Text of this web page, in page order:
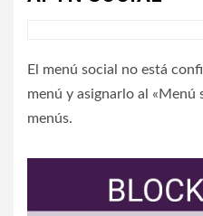
El menú social no está
menú y asignarlo al «Menú
menús.